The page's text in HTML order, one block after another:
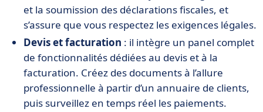
et la soumission des déclarations fiscales, et
s’assure que vous respectez les exigences légales.
Devis et facturation : il intègre un panel complet
de fonctionnalités dédiées au devis et à la
facturation. Créez des documents à l’allure
professionnelle à partir d’un annuaire de clients,
puis surveillez en temps réel les paiements.